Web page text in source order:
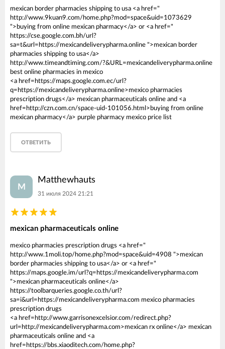
mexican border pharmacies shipping to usa <a href="
http://www.9kuan9.com/home.php?mod=space&uid=1073629
">buying from online mexican pharmacy</a> or <a href="
https://cse.google.com.bh/url?
sa=t&url=https://mexicandeliverypharma.online ">mexican border
pharmacies shipping to usa</a>
http://www.timeandtiming.com/?&URL=mexicandeliverypharma.online
best online pharmacies in mexico
<a href=https://maps.google.com.ec/url?
q=https://mexicandeliverypharma.online>mexico pharmacies
prescription drugs</a> mexican pharmaceuticals online and <a
href=http://czn.com.cn/space-uid-101056.html>buying from online
mexican pharmacy</a> purple pharmacy mexico price list
ОТВЕТИТЬ
M
Matthewhauts
31 июля 2024 21:21
mexican pharmaceuticals online
mexico pharmacies prescription drugs <a href="
http://www.1moli.top/home.php?mod=space&uid=4908 ">mexican
border pharmacies shipping to usa</a> or <a href="
https://maps.google.im/url?q=https://mexicandeliverypharma.com
">mexican pharmaceuticals online</a>
https://toolbarqueries.google.co.th/url?
sa=i&url=https://mexicandeliverypharma.com mexico pharmacies
prescription drugs
<a href=http://www.garrisonexcelsior.com/redirect.php?
url=http://mexicandeliverypharma.com>mexican rx online</a> mexican
pharmaceuticals online and <a
href=https://bbs.xiaoditech.com/home.php?